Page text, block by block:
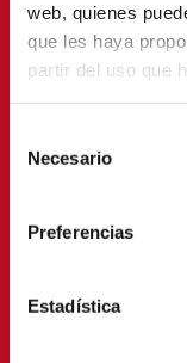
web, quienes
que les haya
partir del uso que
Necesario
Preferencias
Estadística